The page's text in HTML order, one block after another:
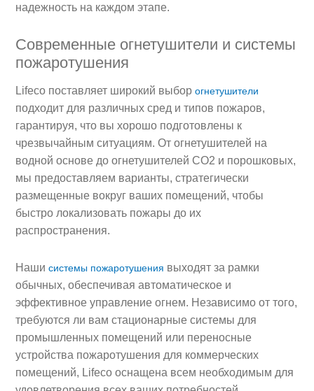
надежность на каждом этапе.
Современные огнетушители и системы
пожаротушения
Lifeco поставляет широкий выборогнетушители
подходит для различных сред и типов пожаров,
гарантируя, что вы хорошо подготовлены к
чрезвычайным ситуациям. От огнетушителей на
водной основе до огнетушителей CO2 и порошковых,
мы предоставляем варианты, стратегически
размещенные вокруг ваших помещений, чтобы
быстро локализовать пожары до их
распространения.
Нашисистемы пожаротушения выходят за рамки
обычных, обеспечивая автоматическое и
эффективное управление огнем. Независимо от того,
требуются ли вам стационарные системы для
промышленных помещений или переносные
устройства пожаротушения для коммерческих
помещений, Lifeco оснащена всем необходимым для